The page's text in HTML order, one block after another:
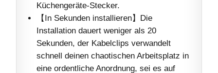
Küchengeräte-Stecker.
【In Sekunden installieren】Die
Installation dauert weniger als 20
Sekunden, der Kabelclips verwandelt
schnell deinen chaotischen Arbeitsplatz in
eine ordentliche Anordnung, sei es auf